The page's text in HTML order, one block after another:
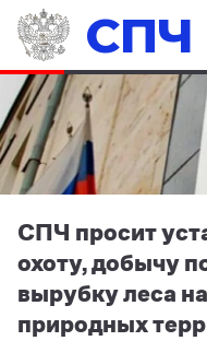
СПЧ
СПЧ просит
охоту, добычу
вырубку леса
природных